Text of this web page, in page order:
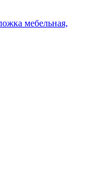
мебельная,